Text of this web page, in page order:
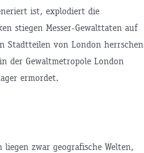
ist, explodiert die
stiegen Messer-Gewalttaten auf
Stadtteilen von London herrschen
der Gewaltmetropole London
ermordet.
zwar geografische Welten,